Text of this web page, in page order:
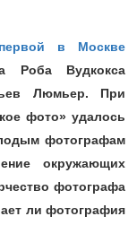
первой в Москве
Роба Вудкокса
Люмьер. При
фото» удалось
фотографам
окружающих
фотографа
ли фотография